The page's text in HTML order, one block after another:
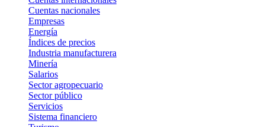
Cuentas nacionales
Empresas
Energía
Índices de precios
Industria manufacturera
Minería
Salarios
Sector agropecuario
Sector público
Servicios
Sistema financiero